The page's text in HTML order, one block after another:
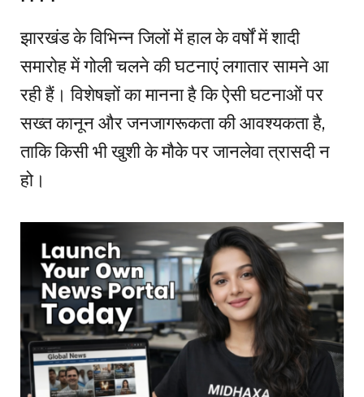
झारखंड के विभिन्न जिलों में हाल के वर्षों में शादी
समारोह में गोली चलने की घटनाएं लगातार सामने आ
रही हैं। विशेषज्ञों का मानना है कि ऐसी घटनाओं पर
सख्त कानून और जनजागरूकता की आवश्यकता है,
ताकि किसी भी खुशी के मौके पर जानलेवा त्रासदी न
हो।